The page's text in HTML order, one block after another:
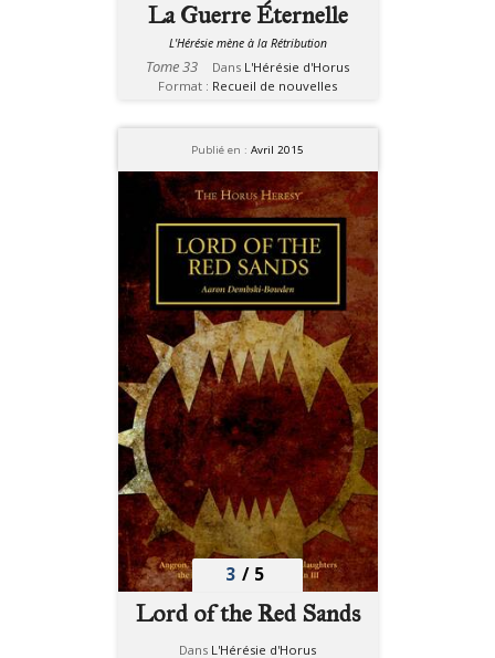
La Guerre Éternelle
L'Hérésie mène à la Rétribution
Tome 33 Dans L'Hérésie d'Horus
Format : Recueil de nouvelles
Publié en : Avril 2015
3 / 5
Lord of the Red Sands
Dans L'Hérésie d'Horus